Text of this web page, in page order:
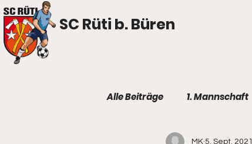
SC Rüti b. Büren
Alle Beiträge 1. Mannschaft
MK 5. Sept. 2021